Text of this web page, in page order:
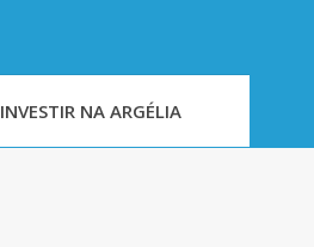
INVESTIR NA ARGÉLIA